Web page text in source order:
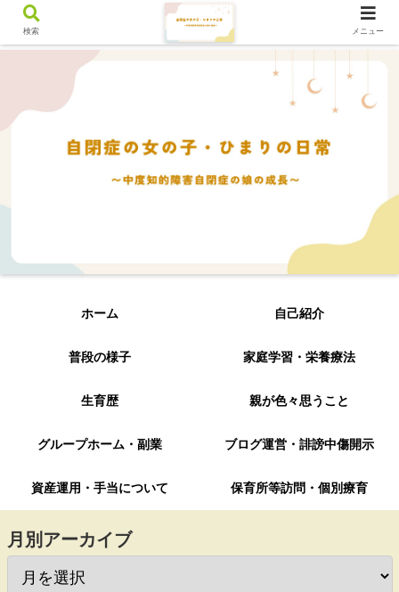
ホーム 自己紹介
普段の様子 家庭学習・栄養療法
生育歴 親が色々思うこと
グループホーム・副業 ブログ運営・誹謗中傷開示
資産運用・手当について 保育所等訪問・個別療育
月別アーカイブ
検索 メニュー